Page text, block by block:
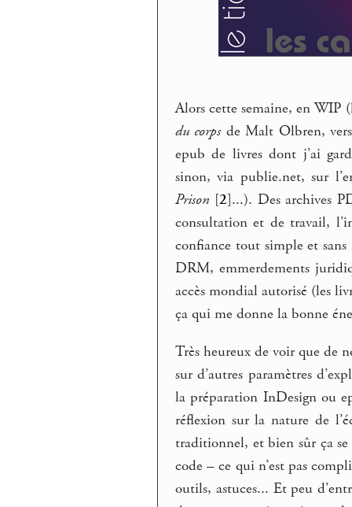
Alors cette semaine, en WIP
du corpsde Malt Olbren,
epub de livres dont j’ai
sinon, via publie.net, sur
Prison [2]...). Des archives
consultation et de travail,
confiance tout simple et
DRM, emmerdements
accès mondial autorisé (les
ça qui me donne la bonne
Très heureux de voir que de
sur d’autres paramètres
la préparation InDesign ou
réflexion sur la nature de
traditionnel, et bien sûr ça
code – ce qui n’est pas
outils, astuces... Et peu